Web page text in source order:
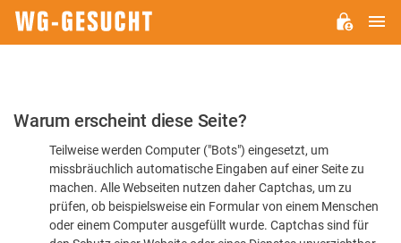
Bitte
dass
Warum erscheint diese Seite?
Teilweise werden Computer ("Bots") eingesetzt, um
missbräuchlich automatische Eingaben auf einer Seite zu
machen. Alle Webseiten nutzen daher Captchas, um zu
prüfen, ob beispielsweise ein Formular von einem Menschen
oder einem Computer ausgefüllt wurde. Captchas sind für